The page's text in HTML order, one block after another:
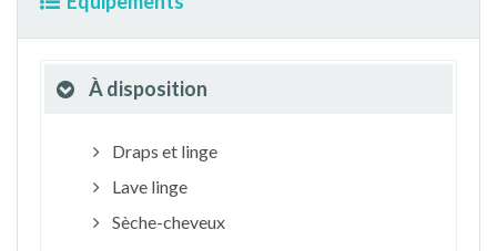
À disposition
Draps et linge
Lave linge
Sèche-cheveux